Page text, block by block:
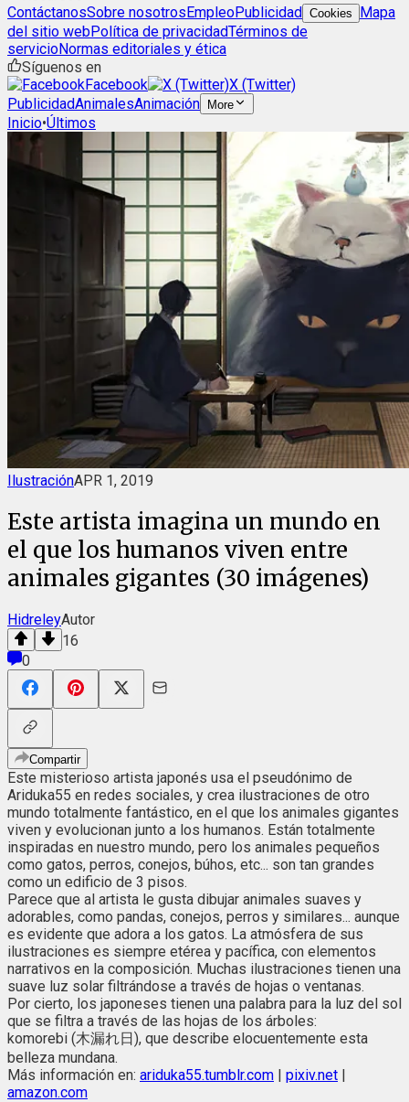
ContáctanosSobre nosotrosEmpleoPublicidad Cookies
Mapa
del sitio webPolítica de privacidadTérminos de
servicioNormas editoriales y ética
Síguenos en
Facebook
X (Twitter)
PublicidadAnimalesAnimación More
Inicio•Últimos
IlustraciónAPR 1, 2019
Este artista imagina un mundo en
el que los humanos viven entre
animales gigantes (30 imágenes)
HidreleyAutor
16
0
Compartir
Este misterioso artista japonés usa el pseudónimo de
Ariduka55 en redes sociales, y crea ilustraciones de otro
mundo totalmente fantástico, en el que los animales gigantes
viven y evolucionan junto a los humanos. Están totalmente
inspiradas en nuestro mundo, pero los animales pequeños
como gatos, perros, conejos, búhos, etc... son tan grandes
como un edificio de 3 pisos.
Parece que al artista le gusta dibujar animales suaves y
adorables, como pandas, conejos, perros y similares... aunque
es evidente que adora a los gatos. La atmósfera de sus
ilustraciones es siempre etérea y pacífica, con elementos
narrativos en la composición. Muchas ilustraciones tienen una
suave luz solar filtrándose a través de hojas o ventanas.
Por cierto, los japoneses tienen una palabra para la luz del sol
que se filtra a través de las hojas de los árboles:
komorebi (木漏れ日), que describe elocuentemente esta
belleza mundana.
Más información en: ariduka55.tumblr.com | pixiv.net |
amazon.com